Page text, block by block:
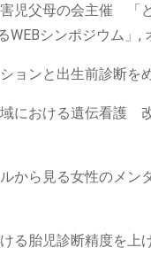
児父母の会主催 「
WEBシンポジウム」,
ョンと出生前診断を
における遺伝看護
から見る女性のメ
る胎児診断精度を